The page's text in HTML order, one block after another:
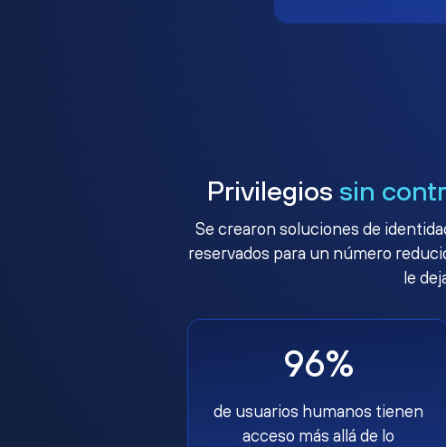
Privilegios sin
Se crearon soluciones de
reservados para un número
le
96%
de usuarios humanos tienen
acceso más allá de lo